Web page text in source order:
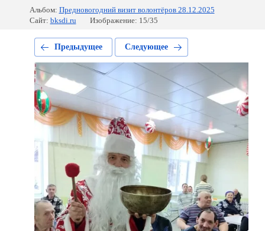
Альбом: Предновогодний визит волонтёров 28.12.2025
Сайт: bksdi.ru Изображение: 15/35
Предыдущее Следующее